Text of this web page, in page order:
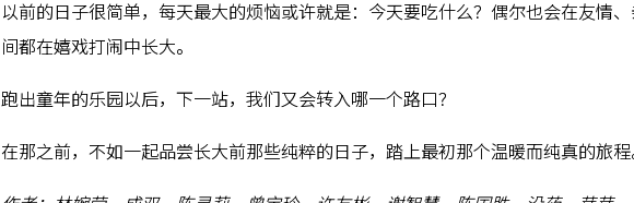
以前的日子很简单，每天最大的烦恼或许就是：今天要吃什么？偶尔也会在友情
间都在嬉戏打闹中长大。
跑出童年的乐园以后，下一站，我们又会转入哪一个路口？
在那之前，不如一起品尝长大前那些纯粹的日子，踏上最初那个温暖而纯真的旅